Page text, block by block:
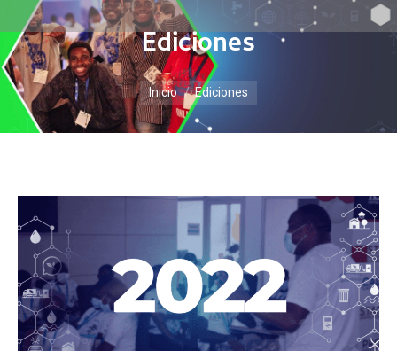
Ediciones
Estás aquí:
Inicio Ediciones